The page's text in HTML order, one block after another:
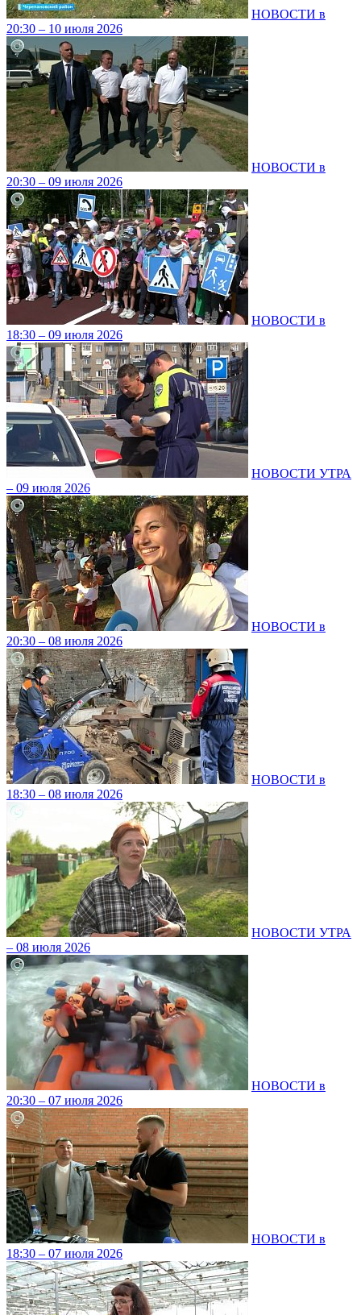
НОВОСТИ в
20:30 – 10 июля 2026
НОВОСТИ в
20:30 – 09 июля 2026
НОВОСТИ в
18:30 – 09 июля 2026
НОВОСТИ УТРА
– 09 июля 2026
НОВОСТИ в
20:30 – 08 июля 2026
НОВОСТИ в
18:30 – 08 июля 2026
НОВОСТИ УТРА
– 08 июля 2026
НОВОСТИ в
20:30 – 07 июля 2026
НОВОСТИ в
18:30 – 07 июля 2026